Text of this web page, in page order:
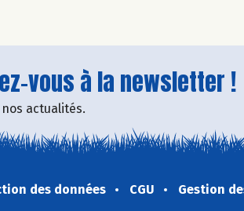
vous à la newsletter !
actualités.
des données CGU Gestion